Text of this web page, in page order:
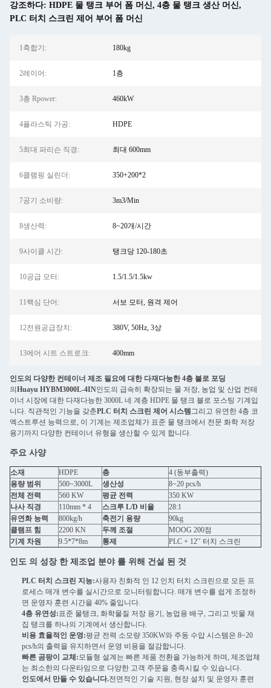
강조하다: HDPE 물 탱크 부어 폼 머신, 4층 물 탱크 생산 머신,
PLC 터치 스크린 제어 부어 폼 머신
1축합기: 180kg
2레이어: 1층
3총 Rpower: 460kW
4플라스틱 가공: HDPE
5최대 파리슨 직경: 최대 600mm
6클램핑 실린더: 350+200*2
7공기 소비량: 3m3/Min
8생산력: 8~20개/시간
9사이클 시간: 탱크당 120-180초
10공급 모터: 1.5/1.5/1.5kw
11핵심 단어: 서보 모터, 원격 제어
12전원공급장치: 380V, 50Hz, 3상
13에어 시트 스트로크: 400mm
인도의 다양한 컨테이너 제조 필요에 대한 다재다능한 4층 블로 포딩
의 Huayu HYBM3000L-4IN인도의 급속히 확장되는 물 저장, 농업 및 산업 컨테
이너 시장에 대한 다재다능한 3000L 네 계층 HDPE 물 탱크 블로 포스팅 기계입
니다. 직관적인 기능을 갖춘PLC 터치 스크린 제어 시스템 그리고 유연한 4층 코
엑스트루션 능력으로, 이 기계는 제조업체가 표준 물 탱크에서 전문 화학 저장
용기까지 다양한 컨테이너 유형을 생산할 수 있게 합니다.
주요 사양
소재 HDPE 층
4 (동부출력)
용량 범위
500~3000L 생산성
8~20 pcs/h
전체 전력
560 KW 평균 전력
350 KW
나사 직경
110mm * 4 스크루 L/D 비율
28:1
유연화 능력
800kg/h 축전기 용량
90kg
클램프 힘
2200 KN 두께 조절
MOOG 200점
기계 차원
9.5*7*8m 통제 PLC + 12′′ 터치 스크린
인도 의 성장 한 제조업 분야 를 위해 건설 된 것
PLC 터치 스크린 지능:사용자 친화적 인 12 인치 터치 스크린으로 모든 프
로세스 매개 변수를 실시간으로 모니터링합니다. 매개 변수를 쉽게 조정하
면 운영자 훈련 시간을 40% 줄입니다.
4층 유연성:표준 물탱크, 화학물질 저장 용기, 농업용 배구, 그리고 빗물 채
집 탱크를 하나의 기계에서 생산합니다.
비용 효율적인 운영:평균 전력 소모량 350KW와 주동 수압 시스템은 8~20
pcs/h의 출력을 유지하면서 운영 비용을 절감합니다.
빠른 곰팡이 교체:모듈형 설계는 빠른 제품 전환을 가능하게 하며, 제조업체
는 최소한의 다운타임으로 다양한 고객 주문을 충족시킬 수 있습니다.
인도에서 만들 수 있습니다.전면적인 기술 지원, 현장 설치 및 운영자 훈련